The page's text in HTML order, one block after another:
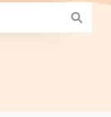
leer ist.